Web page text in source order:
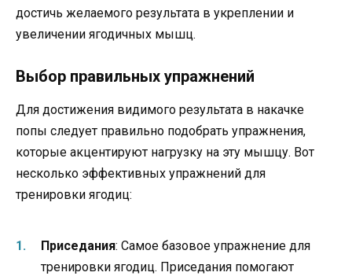
достичь желаемого результата в укреплении и
увеличении ягодичных мышц.
Выбор правильных упражнений
Для достижения видимого результата в накачке
попы следует правильно подобрать упражнения,
которые акцентируют нагрузку на эту мышцу. Вот
несколько эффективных упражнений для
тренировки ягодиц:
Приседания: Самое базовое упражнение для
тренировки ягодиц. Приседания помогают